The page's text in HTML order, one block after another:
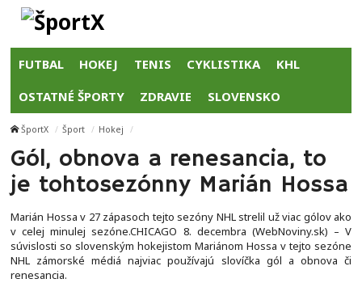
FUTBAL HOKEJ TENIS CYKLISTIKA KHL
OSTATNÉ ŠPORTY ZDRAVIE SLOVENSKO
ŠportX Šport Hokej
Gól, obnova a renesancia, to
je tohtosezónny Marián Hossa
Marián Hossa v 27 zápasoch tejto sezóny NHL strelil už viac gólov ako
v celej minulej sezóne.CHICAGO 8. decembra (WebNoviny.sk) – V
súvislosti so slovenským hokejistom Mariánom Hossa v tejto sezóne
NHL zámorské médiá najviac používajú slovíčka gól a obnova či
renesancia.